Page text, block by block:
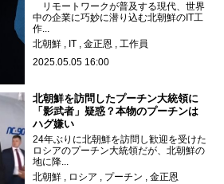
リモートワークが普及する現代、世界
中の企業に巧妙に潜り込む北朝鮮のIT工
作...
北朝鮮
IT 金正恩
工作員
2025.05.05 16:00
北朝鮮を訪問したプーチン大統領に
「影武者」疑惑？本物のプーチンは
ハグ嫌い
24年ぶりに北朝鮮を訪問し歓迎を受けた
ロシアのプーチン大統領だが、北朝鮮の
地に降...
北朝鮮
ロシア プーチン
金正恩